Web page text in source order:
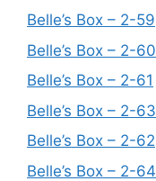
Belle’s Box – 2-59
Belle’s Box – 2-60
Belle’s Box – 2-61
Belle’s Box – 2-63
Belle’s Box – 2-62
Belle’s Box – 2-64